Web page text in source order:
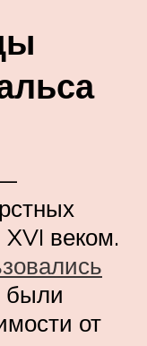
веком.
были
от